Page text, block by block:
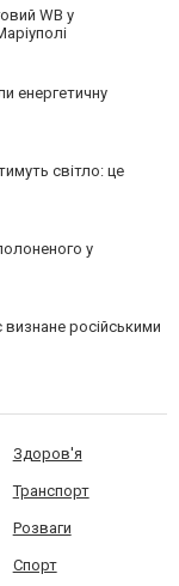
WB у
енергетичну
світло: це
у
визнане російськими
Здоров'я
Транспорт
Розваги
Спорт